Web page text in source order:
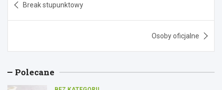
wpisu
Break stupunktowy
Osoby oficjalne
Polecane